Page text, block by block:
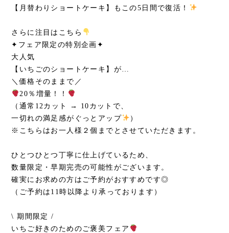
【月替わりショートケーキ】もこの5日間で復活！
さらに注目はこちら
✦フェア限定の特別企画✦
大人気
【いちごのショートケーキ】が…
＼価格そのままで／
20％増量！！
（通常12カット → 10カットで、
一切れの満足感がぐっとアップ
）
※こちらはお一人様２個までとさせていただきます。
ひとつひとつ丁寧に仕上げているため、
数量限定・早期完売の可能性がございます。
確実にお求めの方はご予約がおすすめです◎
（ご予約は11時以降より承っております）
\ 期間限定 /
いちご好きのためのご褒美フェア